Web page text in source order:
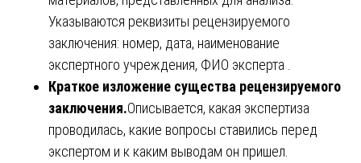
Указываются реквизиты рецензируемого
заключения: номер, дата, наименование
экспертного учреждения, ФИО эксперта .
Краткое изложение существа рецензируемого
заключения.Описывается, какая экспертиза
проводилась, какие вопросы ставились перед
экспертом и к каким выводам он пришел.